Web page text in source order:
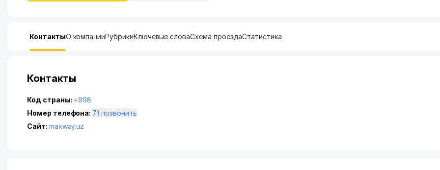
КонтактыО компанииРубрикиКлючевые словаСхема проездаСтатистика
Контакты
Код страны: +998
Номер телефона:
71 позвонить
Сайт: maxway.uz